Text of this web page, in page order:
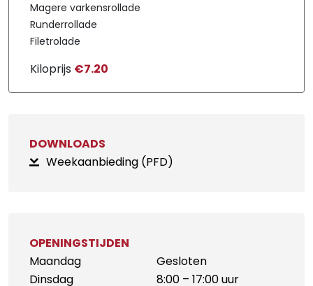
Magere varkensrollade
Runderrollade
Filetrolade
Kiloprijs €7.20
DOWNLOADS
Weekaanbieding (PFD)
OPENINGSTIJDEN
Maandag
Dinsdag
Gesloten
8:00 – 17:00 uur